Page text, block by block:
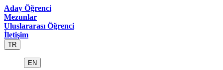
Aday Öğrenci
Mezunlar
Uluslararası Öğrenci
İletişim
TR
EN